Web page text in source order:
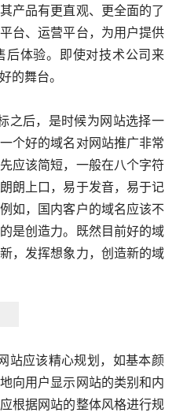
产品有更直观、更全面的了
台、运营平台，为用户提供
后体验。即使对技术公司来
的舞台。
之后，是时候为网站选择一
个好的域名对网站推广非常
应该简短，一般在八个字符
朗上口，易于发音，易于记
如，国内客户的域名应该不
是创造力。既然目前好的域
，发挥想象力，创造新的域
向用户显示网站的类别和内
根据网站的整体风格进行规